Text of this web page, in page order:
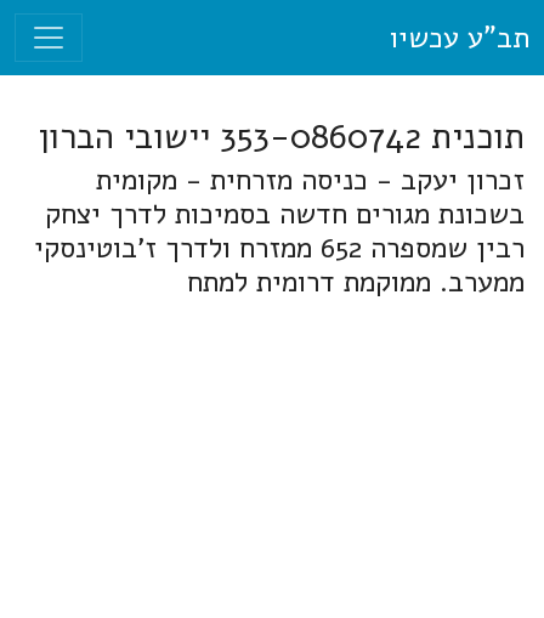
תב"ע עכשיו
תוכנית 353-0860742 יישובי הברון
זכרון יעקב - כניסה מזרחית - מקומית
בשכונת מגורים חדשה בסמיכות לדרך יצחק
רבין שמספרה 652 ממזרח ולדרך ז'בוטינסקי
ממערב. ממוקמת דרומית למתח